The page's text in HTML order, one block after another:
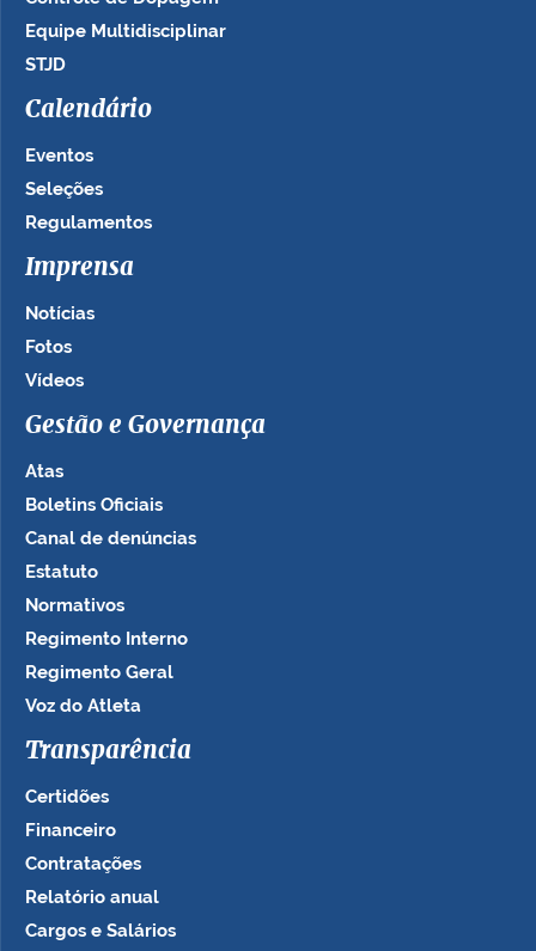
Equipe Multidisciplinar
STJD
Calendário
Eventos
Seleções
Regulamentos
Imprensa
Notícias
Fotos
Vídeos
Gestão e Governança
Atas
Boletins Oficiais
Canal de denúncias
Estatuto
Normativos
Regimento Interno
Regimento Geral
Voz do Atleta
Transparência
Certidões
Financeiro
Contratações
Relatório anual
Cargos e Salários